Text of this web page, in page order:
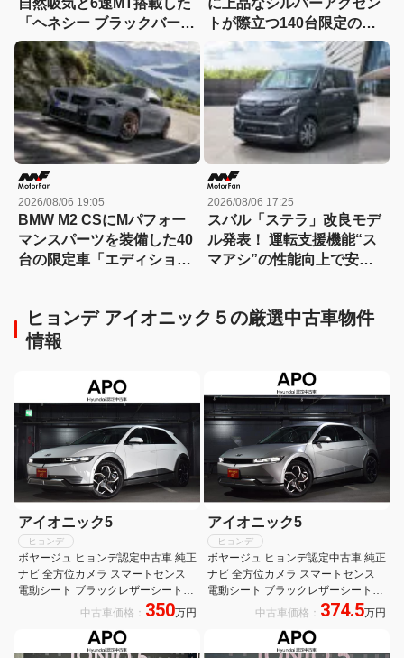
「ヘネシー ブラックバー
ド」がデビュー【動画】
トが際立つ140台限定の
「スポルト スペチアーレ」
が登場！
2026/08/06 19:05
BMW M2 CSにMパフォー
マンスパーツを装備した40
台の限定車「エディショ
2026/08/06 17:25
スバル「ステラ」改良モデ
ル発表！ 運転支援機能“ス
マアシ”の性能向上で安心
ヒョンデ アイオニック５の厳選中古車物件
情報
アイオニック5
ヒョンデ
ボヤージュ ヒョンデ認定中古車 純正
ナビ 全方位カメラ スマートセンス
電動シート ブラックレザーシート
LEDヘッドライト スマートキー
中古車価格： 350万円
アイオニック5
ヒョンデ
ボヤージュ ヒョンデ認定中古車 純正
ナビ 全方位カメラ スマートセンス
電動シート ブラックレザーシート
LEDヘッドライト スマートキー
中古車価格： 374.5万円